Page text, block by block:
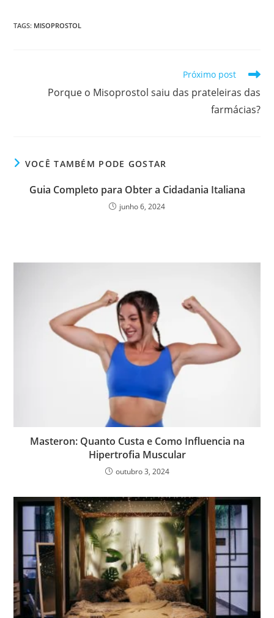
TAGS: MISOPROSTOL
Próximo post
Porque o Misoprostol saiu das prateleiras das
farmácias?
VOCÊ TAMBÉM PODE GOSTAR
Guia Completo para Obter a Cidadania Italiana
junho 6, 2024
Masteron: Quanto Custa e Como Influencia na
Hipertrofia Muscular
outubro 3, 2024